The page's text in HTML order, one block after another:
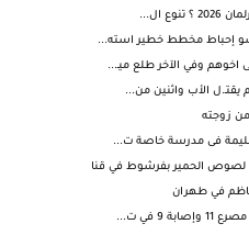
ال...
إحباط مخطط خطير استه...
الأب واثنين من...
من زوجته
فى مدرسة خاصة ت...
لصوص الحمير بفرشوط في قنا
في طهران
9 في ت...